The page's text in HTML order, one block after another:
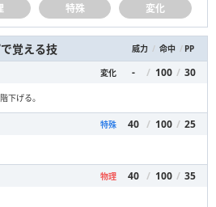
特殊 変化
覚える技 威力 / 命中 / PP
変化 - / 100 / 30
下げる。
特殊 40 / 100 / 25
物理 40 / 100 / 35